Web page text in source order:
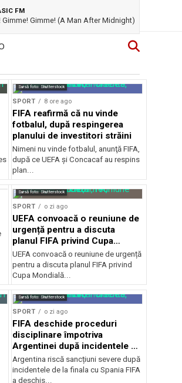
FM
Gimme! Gimme! (A Man After Midnight)
Sursă foto: Shutterstock
SPORT 8 ore ago
FIFA reafirmă că nu vinde
fotbalul, după respingerea
planului de investitori străini
Nimeni nu vinde fotbalul, anunţă FIFA,
după ce UEFA şi Concacaf au respins
plan...
Sursă foto: Shutterstock
SPORT o zi ago
UEFA convoacă o reuniune de
urgență pentru a discuta
planul FIFA privind Cupa
Mondială
UEFA convoacă o reuniune de urgență
pentru a discuta planul FIFA privind
Cupa Mondială...
Sursă foto: Shutterstock
SPORT o zi ago
FIFA deschide proceduri
disciplinare împotriva
Argentinei după incidentele de
la finala cu Spania
Argentina riscă sancțiuni severe după
incidentele de la finala cu Spania FIFA
a deschis...